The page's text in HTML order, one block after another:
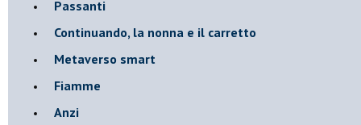
Passanti
Continuando, la nonna e il carretto
Metaverso smart
Fiamme
Anzi